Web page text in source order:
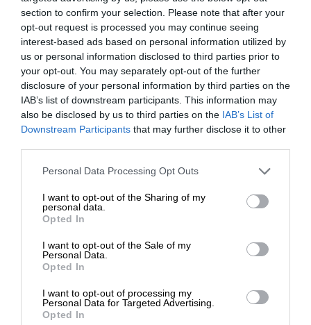
section to confirm your selection. Please note that after your
opt-out request is processed you may continue seeing
interest-based ads based on personal information utilized by
us or personal information disclosed to third parties prior to
your opt-out. You may separately opt-out of the further
disclosure of your personal information by third parties on the
IAB’s list of downstream participants. This information may
also be disclosed by us to third parties on the IAB’s List of
Downstream Participants that may further disclose it to other
Personal Data Processing Opt Outs
I want to opt-out of the Sharing of my
personal data.
Opted In
I want to opt-out of the Sale of my
Personal Data.
Opted In
I want to opt-out of processing my
Personal Data for Targeted Advertising.
Opted In
OPIS PRODUKTU
SPECYFIKACJA
Specyfikacja produktu: Dell
53.5Wh 3-cell M0TN3
Typ Baterii